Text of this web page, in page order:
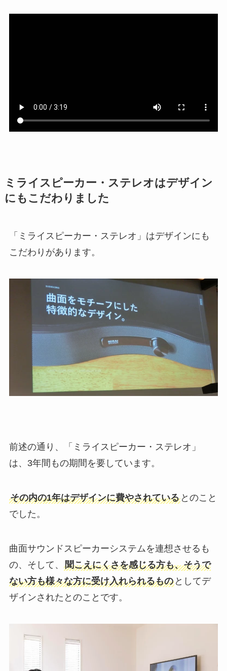
ミライスピーカー・ステレオはデザイン
にもこだわりました
「ミライスピーカー・ステレオ」はデザインにも
こだわりがあります。
前述の通り、「ミライスピーカー・ステレオ」
は、3年間もの期間を要しています。
その内の1年はデザインに費やされているとのこと
でした。
曲面サウンドスピーカーシステムを連想させるも
の、そして、 聞こえにくさを感じる方も、そうで
ない方も様々な方に受け入れられるものとしてデ
ザインされたとのことです。